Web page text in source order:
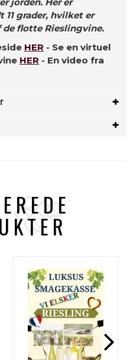
grader, hvilket er
flotte Rieslingvine.
HER - Se en virtuel
HER - En video fra